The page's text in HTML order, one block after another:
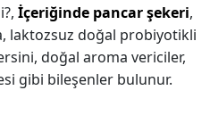
İçeriğinde pancar şekeri,
laktozsuz doğal probiyotikli
doğal aroma vericiler,
gibi bileşenler bulunur.